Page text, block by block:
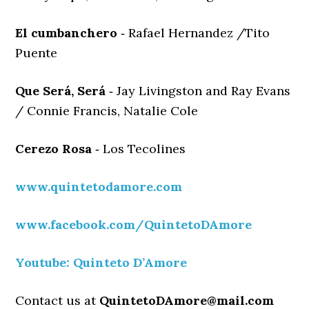
El cumbanchero‐ Rafael Hernandez /Tito
Puente
Que Será, Será‐ Jay Livingston and Ray Evans
/ Connie Francis, Natalie Cole
Cerezo Rosa‐ Los Tecolines
www.quintetodamore.com
www.facebook.com/QuintetoDAmore
Youtube: Quinteto D’Amore
Contact us at QuintetoDAmore@mail.com